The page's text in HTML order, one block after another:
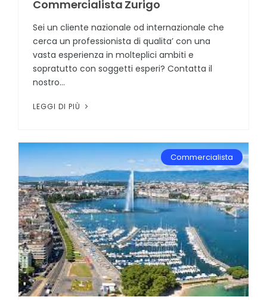
Commercialista Zurigo
Sei un cliente nazionale od internazionale che
cerca un professionista di qualita’ con una
vasta esperienza in molteplici ambiti e
sopratutto con soggetti esperi? Contatta il
nostro...
LEGGI DI PIÙ
Commercialista